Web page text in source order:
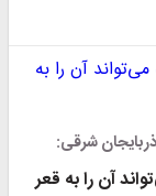
شرقی:
آن را به قعر